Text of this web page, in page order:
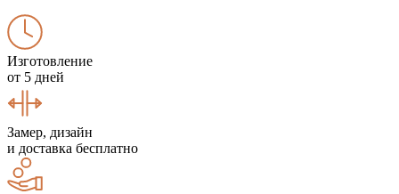
Изготовление
от 5 дней
Замер, дизайн
и доставка бесплатно